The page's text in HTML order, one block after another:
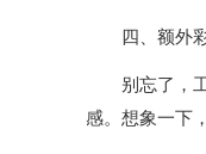
四、额外彩
别忘了，工
感。想象一下